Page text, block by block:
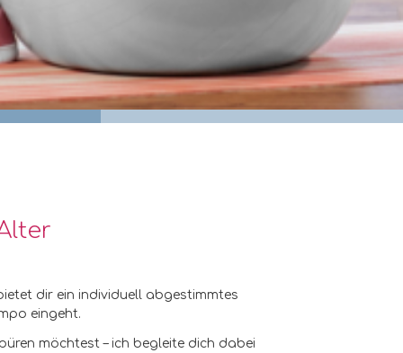
dir ein individuell abgestimmtes
eingeht.
möchtest – ich begleite dich dabei